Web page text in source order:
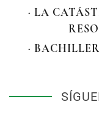
· LA
·